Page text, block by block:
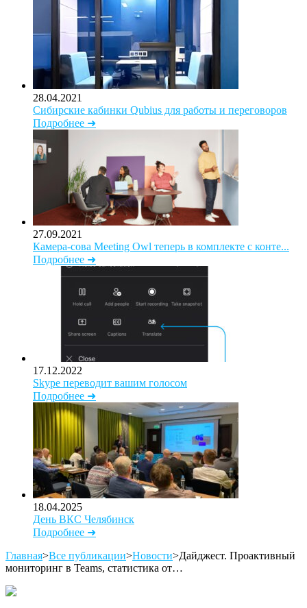
28.04.2021
Сибирские кабинки Qubius для работы и переговоров
Подробнее ➜
27.09.2021
Камера-сова Meeting Owl теперь в комплекте с конте...
Подробнее ➜
17.12.2022
Skype переводит вашим голосом
Подробнее ➜
18.04.2025
День ВКС Челябинск
Подробнее ➜
Главная>Все публикации>Новости>Дайджест. Проактивный
мониторинг в Teams, статистика от…